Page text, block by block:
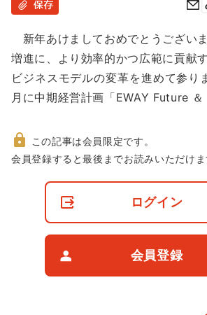
に
動
保存
新年あけましておめでとうござい
増進に、より効率的かつ広範に貢献
ビジネスモデルの変革を進めて参り
月に中期経営計画「EWAY Future
非
この記事は会員限定です。
会員登録すると最後までお読みいただけま
ログイン
会員登録